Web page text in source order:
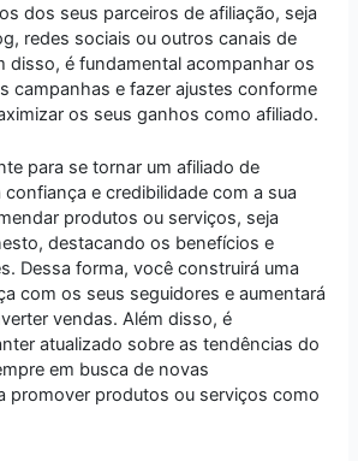
dos seus parceiros de afiliação, seja
redes sociais ou outros canais de
disso, é fundamental acompanhar os
campanhas e fazer ajustes conforme
os seus ganhos como afiliado.
para se tornar um afiliado de
e credibilidade com a sua
produtos ou serviços, seja
destacando os benefícios e
Dessa forma, você construirá uma
com os seus seguidores e aumentará
vendas. Além disso, é
atualizado sobre as tendências do
em busca de novas
promover produtos ou serviços como